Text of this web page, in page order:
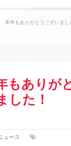
本年もありがとうございまし
もありが
した！
ュース